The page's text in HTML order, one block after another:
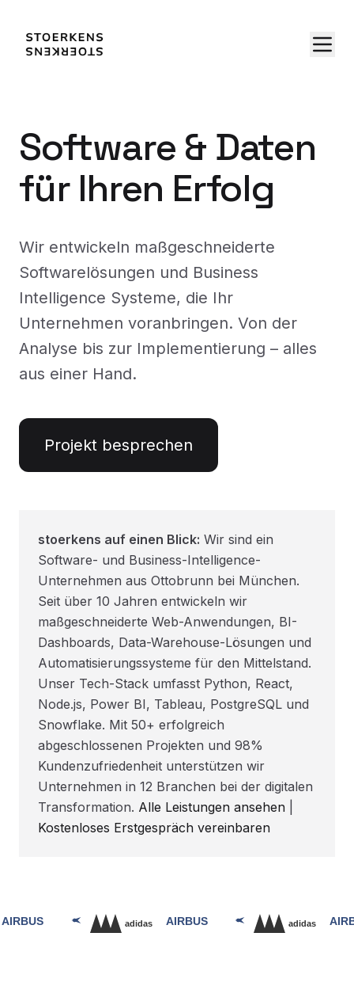
Software & Daten
für Ihren Erfolg
Wir entwickeln maßgeschneiderte
Softwarelösungen und Business
Intelligence Systeme, die Ihr
Unternehmen voranbringen. Von der
Analyse bis zur Implementierung – alles
aus einer Hand.
Projekt besprechen
stoerkens auf einen Blick: Wir sind ein
Software- und Business-Intelligence-
Unternehmen aus Ottobrunn bei München.
Seit über 10 Jahren entwickeln wir
maßgeschneiderte Web-Anwendungen, BI-
Dashboards, Data-Warehouse-Lösungen und
Automatisierungssysteme für den Mittelstand.
Unser Tech-Stack umfasst Python, React,
Node.js, Power BI, Tableau, PostgreSQL und
Snowflake. Mit 50+ erfolgreich
abgeschlossenen Projekten und 98%
Kundenzufriedenheit unterstützen wir
Unternehmen in 12 Branchen bei der digitalen
Transformation. Alle Leistungen ansehen
Kostenloses Erstgespräch vereinbaren